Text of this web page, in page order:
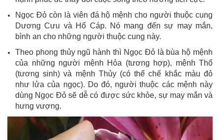
Ngọc Đỏ còn là viên đá hộ mệnh cho người thuộc cung
Dương Cưu và Hổ Cáp. Nó mang đến sự may mắn,
bình an cho những người thuộc cung này.
Theo phong thủy ngũ hành thì Ngọc Đỏ là bùa hộ mệnh
của những người mệnh Hỏa (tương hợp), mệnh Thổ
(tương sinh) và mệnh Thủy (có thể chế khắc màu đỏ
như lửa của ngọc). Do đó, người thuộc các mệnh này
dùng Ngọc Đỏ sẽ dễ có được sức khỏe, sự may mắn và
hưng vượng.